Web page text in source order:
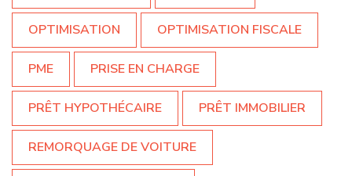
OPTIMISATION OPTIMISATION FISCALE
PME PRISE EN CHARGE
PRÊT HYPOTHÉCAIRE PRÊT IMMOBILIER
REMORQUAGE DE VOITURE